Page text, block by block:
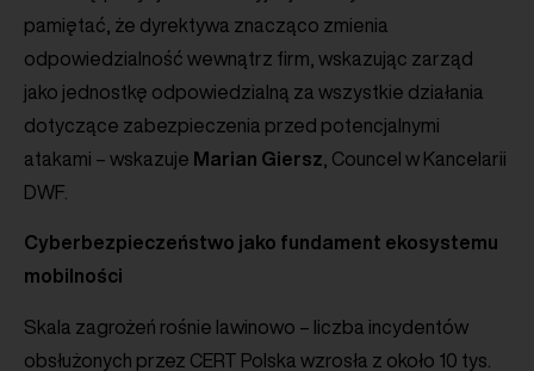
pamiętać, że dyrektywa znacząco zmienia
odpowiedzialność wewnątrz firm, wskazując zarząd
jako jednostkę odpowiedzialną za wszystkie działania
dotyczące zabezpieczenia przed potencjalnymi
atakami – wskazuje Marian Giersz , Councel w Kancelarii
DWF.
Cyberbezpieczeństwo jako fundament ekosystemu
mobilności
Skala zagrożeń rośnie lawinowo – liczba incydentów
obsłużonych przez CERT Polska wzrosła z około 10 tys.